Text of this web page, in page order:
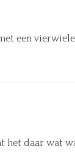
een
het daar wat